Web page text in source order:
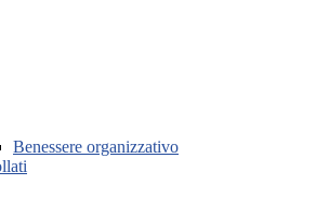
Benessere organizzativo